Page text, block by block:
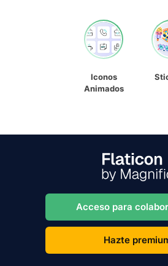
Iconos
Animados
Acceso para
Hazte